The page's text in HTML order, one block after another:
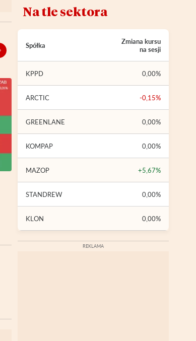
Na tle sektora
Spółka
Zmiana kursu
na sesji
KPPD 0,00%
ARCTIC -0,15%
GREENLANE 0,00%
KOMPAP 0,00%
MAZOP +5,67%
STANDREW 0,00%
KLON 0,00%